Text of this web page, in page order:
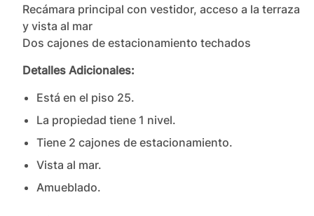
Recámara principal con vestidor, acceso a la terraza
y vista al mar
Dos cajones de estacionamiento techados
Detalles Adicionales:
Está en el piso 25.
La propiedad tiene 1 nivel.
Tiene 2 cajones de estacionamiento.
Vista al mar.
Amueblado.